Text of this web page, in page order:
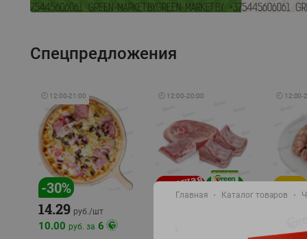
Спецпредложения
🕘 12:00-21:00
-30%
14.29 руб./шт
10.00 руб. за 6
🕘 12:00-20:00 🕘 12:00-
-17%
11.99
Главная Каталог товаров